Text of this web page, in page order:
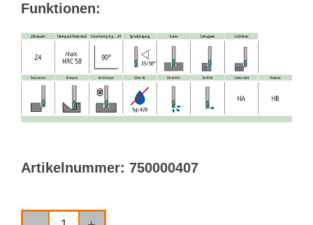
Funktionen:
Artikelnummer: 750000407